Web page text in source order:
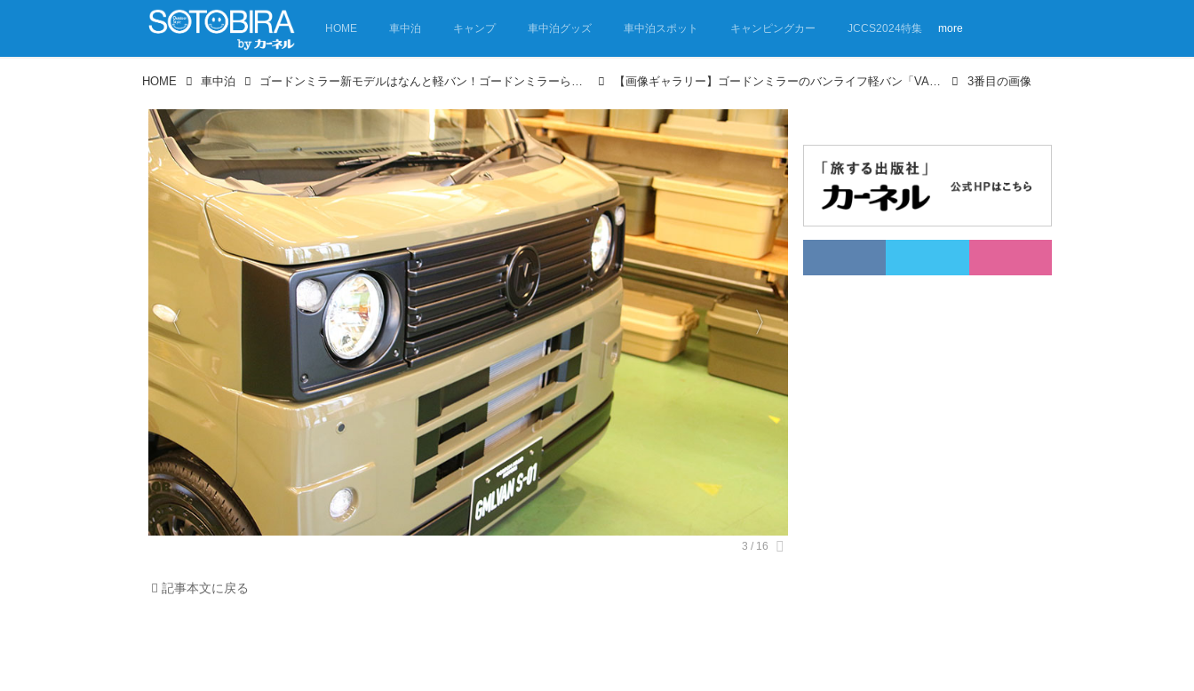
HOME 車中泊 キャンプ 車中泊グッズ 車中泊スポット キャンピングカー JCCS2024特集 more
HOME 車中泊 ゴードンミラー新モデルはなんと軽バン！ゴードンミラーらしさを踏襲したセンス抜群のバンライフ車が発売！ 【画像ギャラリー】ゴードンミラーのバンライフ軽バン「VAN S-01」がデビュー！ 3番目の画像
記事本文に戻る